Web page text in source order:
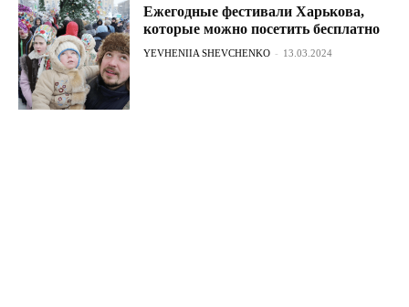
Ежегодные фестивали Харькова,
которые можно посетить бесплатно
YEVHENIIA SHEVCHENKO - 13.03.2024